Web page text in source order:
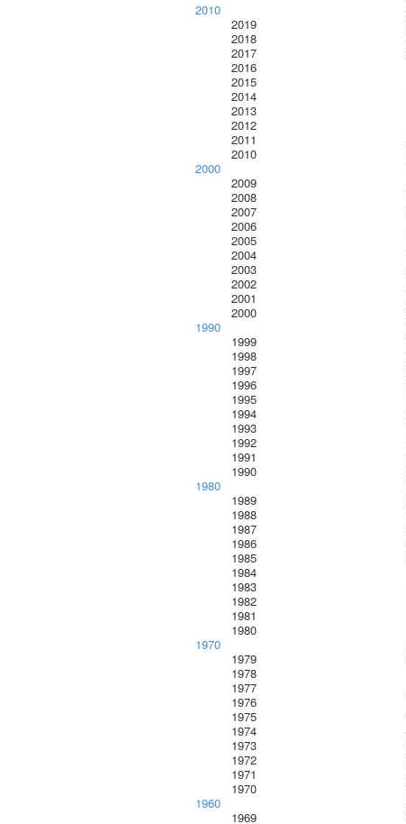
2010
2019
2018
2017
2016
2015
2014
2013
2012
2011
2010
2000
2009
2008
2007
2006
2005
2004
2003
2002
2001
2000
1990
1999
1998
1997
1996
1995
1994
1993
1992
1991
1990
1980
1989
1988
1987
1986
1985
1984
1983
1982
1981
1980
1970
1979
1978
1977
1976
1975
1974
1973
1972
1971
1970
1960
1969